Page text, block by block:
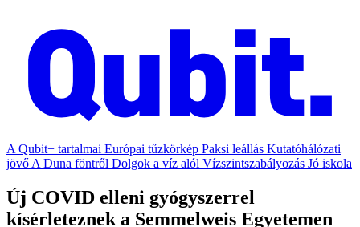
A Qubit+ tartalmai Európai tűzkörkép Paksi leállás Kutatóhálózati
jövő A Duna föntről Dolgok a víz alól Vízszintszabályozás Jó iskola
Új COVID elleni gyógyszerrel
kísérleteznek a Semmelweis Egyetemen